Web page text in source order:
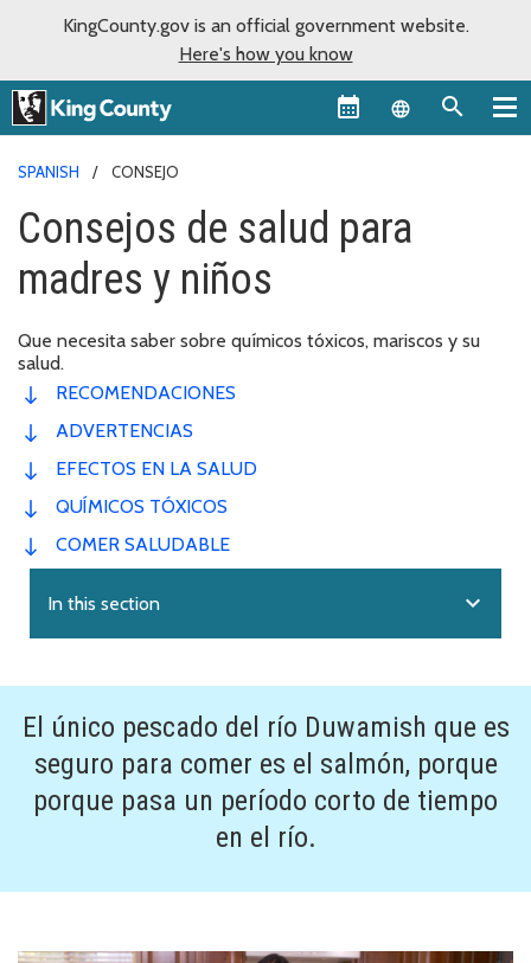
KingCounty.gov is an official government website.
Here's how you know
Language
SPANISH CONSEJO
Consejos de salud para
madres y niños
Que necesita saber sobre químicos tóxicos, mariscos y su
salud.
RECOMENDACIONES
ADVERTENCIAS
EFECTOS EN LA SALUD
QUÍMICOS TÓXICOS
COMER SALUDABLE
In this section expand_more
El único pescado del río Duwamish que es
seguro para comer es el salmón, porque
porque pasa un período corto de tiempo
en el río.